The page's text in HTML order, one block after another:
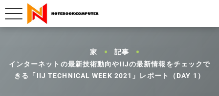
家
記事
インターネットの最新技術動向やIIJの最新情報をチェックで
きる「IIJ TECHNICAL WEEK 2021」レポート（DAY 1）